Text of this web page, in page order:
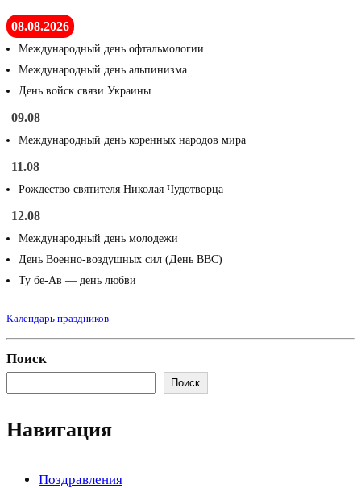
08.08.2026
Международный день офтальмологии
Международный день альпинизма
День войск связи Украины
09.08
Международный день коренных народов мира
11.08
Рождество святителя Николая Чудотворца
12.08
Международный день молодежи
День Военно-воздушных сил (День ВВС)
Ту бе-Ав — день любви
Календарь праздников
Поиск
Поиск
Навигация
Поздравления